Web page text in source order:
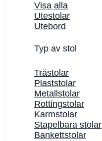
Visa alla
Utestolar
Utebord
Typ av stol
Trästolar
Plaststolar
Metallstolar
Rottingstolar
Karmstolar
Stapelbara stolar
Bankettstolar